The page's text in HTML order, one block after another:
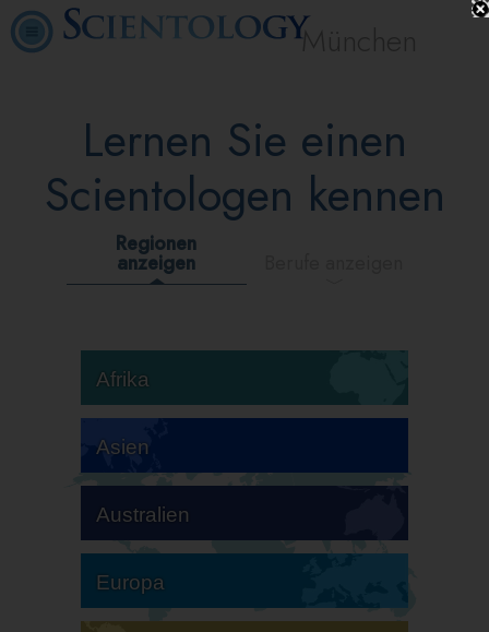
München
Lernen Sie einen
Scientologen kennen
Regionen
anzeigen
Afrika
Asien
Australien
Europa